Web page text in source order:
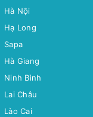
Hà Nội
Hạ Long
Sapa
Hà Giang
Ninh Bình
Lai Châu
Lào Cai